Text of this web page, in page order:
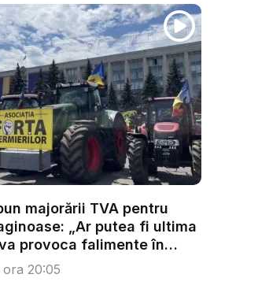
majorării TVA pentru
„Ar putea fi ultima
provoca falimente în
20:05